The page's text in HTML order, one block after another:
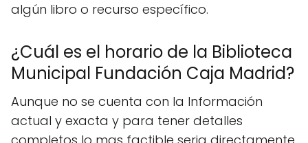
algún libro o recurso específico.
¿Cuál es el horario de la Biblioteca
Municipal Fundación Caja Madrid?
Aunque no se cuenta con la Información
actual y exacta y para tener detalles